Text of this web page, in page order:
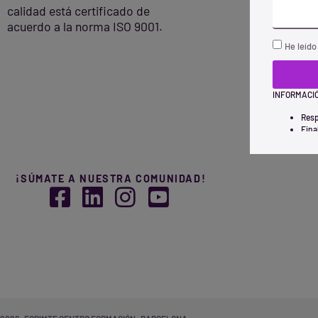
calidad está certificado de
acuerdo a la norma ISO 9001.
¡SÚMATE A NUESTRA COMUNIDAD!
He